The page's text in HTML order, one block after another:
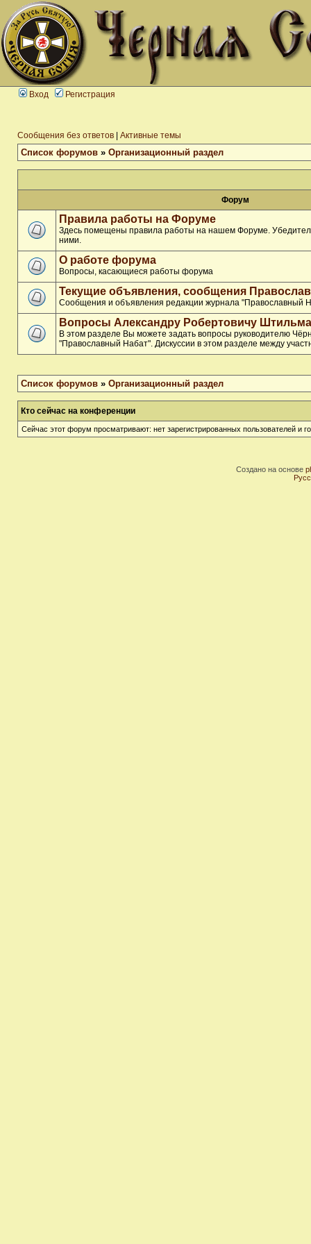
Вход Регистрация
Сообщения без ответов Активные темы
Список форумов » Организационный раздел
Форум
Правила работы на Форуме
Здесь помещены правила работы на нашем Форуме.
ними.
О работе форума
Вопросы, касающиеся работы форума
Текущие объявления, сообщения
Сообщения и объявления редакции журнала "Православный
Вопросы Александру Робертовичу
В этом разделе Вы можете задать вопросы руководителю
"Православный Набат". Дискуссии в этом разделе между
Список форумов » Организационный раздел
Кто сейчас на конференции
Сейчас этот форум просматривают: нет зарегистрированных пользователей и
Создано на основе